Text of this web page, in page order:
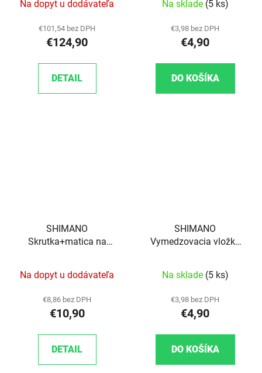
Na dopyt u dodávateľa
€101,54 bez DPH
€124,90
DETAIL
Na sklade (5 ks)
€3,98 bez DPH
€4,90
DO KOŠÍKA
SHIMANO
Skrutka+matica na
Na dopyt u dodávateľa
€8,86 bez DPH
€10,90
DETAIL
SHIMANO
Vymedzovacia vložka
Na sklade (5 ks)
€3,98 bez DPH
€4,90
DO KOŠÍKA